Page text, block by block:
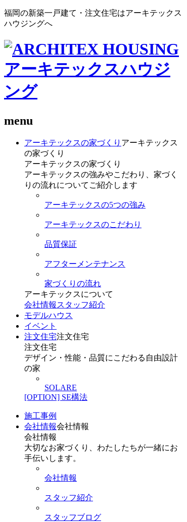
福岡の新築一戸建て・注文住宅はアーキテックス
ハウジングへ
menu
アーキテックスの家づくり アーキテックス
の家づくり
アーキテックスの家づくり
アーキテックスの強みやこだわり、家づく
りの流れについてご紹介します
アーキテックスの5つの強み
アーキテックスのこだわり
品質保証
アフターメンテナンス
家づくりの流れ
アーキテックスについて
会社情報 スタッフ紹介
モデルハウス
イベント
注文住宅注文住宅
注文住宅
デザイン・性能・品質にこだわる自由設計
の家
SOLARE
[OPTION] SE構法
施工事例
会社情報会社情報
会社情報
大切なお家づくり、わたしたちが一緒にお
手伝いします。
会社情報
スタッフ紹介
スタッフブログ